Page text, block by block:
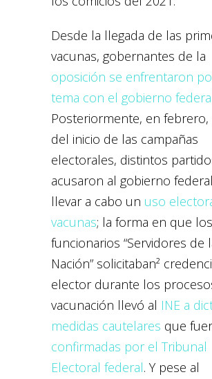
Desde la llegada de las
vacunas, gobernantes de la
oposición se enfrentaron
tema con el gobierno
Posteriormente, en febrero,
del inicio de las campañas
electorales, distintos
acusaron al gobierno
llevar a cabo un uso
vacunas; la forma en que los
funcionarios “Servidores de
Nación” solicitaban²
elector durante los
vacunación llevó al INE a
medidas cautelares que
confirmadas por el Tribunal
Electoral federal. Y pese al